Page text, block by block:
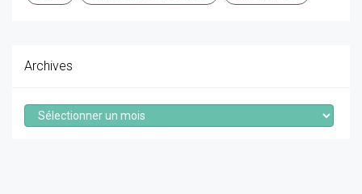
Archives
Archives